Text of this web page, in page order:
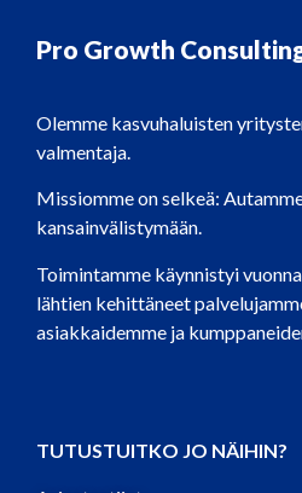
Pro Growth
Olemme kasvuhaluisten
valmentaja.
Missiomme on selkeä:
kansainvälistymään.
Toimintamme käynnistyi
lähtien kehittäneet
asiakkaidemme ja
TUTUSTUITKO JO NÄIHIN?